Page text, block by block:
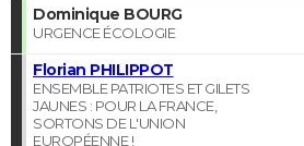
Dominique BOURG
URGENCE ÉCOLOGIE
Florian PHILIPPOT
ENSEMBLE PATRIOTES ET GILETS
JAUNES : POUR LA FRANCE,
SORTONS DE L'UNION
EUROPÉENNE !